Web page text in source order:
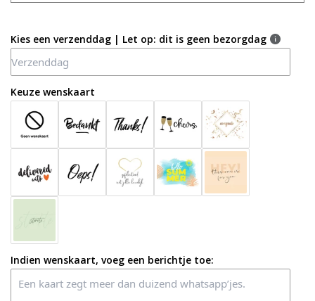
Kies een verzenddag | Let op: dit is geen bezorgdag
Keuze wenskaart
Indien wenskaart, voeg een berichtje toe: